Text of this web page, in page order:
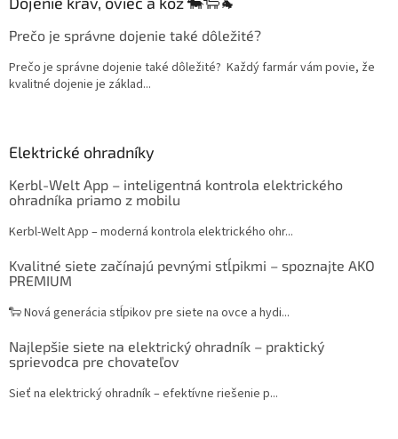
Prečo je správne dojenie také dôležité?
Prečo je správne dojenie také dôležité? Každý farmár vám povie, že
kvalitné dojenie je základ...
Elektrické ohradníky
Kerbl-Welt App – inteligentná kontrola elektrického
ohradníka priamo z mobilu
Kerbl-Welt App – moderná kontrola elektrického ohr...
Kvalitné siete začínajú pevnými stĺpikmi – spoznajte AKO
PREMIUM
🐑 Nová generácia stĺpikov pre siete na ovce a hydi...
Najlepšie siete na elektrický ohradník – praktický
sprievodca pre chovateľov
Sieť na elektrický ohradník – efektívne riešenie p...